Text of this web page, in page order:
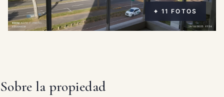
⌖ 11 FOTOS
Sobre la propiedad